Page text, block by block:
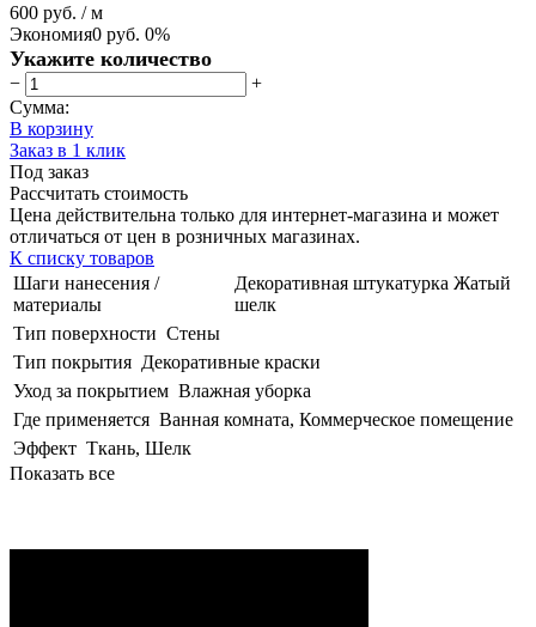
600 руб. / м
Экономия0 руб. 0%
Укажите количество
−
+
Сумма:
В корзину
Заказ в 1 клик
Под заказ
Рассчитать стоимость
Цена действительна только для интернет-магазина и может
отличаться от цен в розничных магазинах.
К списку товаров
Шаги нанесения /
материалы
Декоративная штукатурка Жатый
шелк
Тип поверхности Стены
Тип покрытия Декоративные краски
Уход за покрытием Влажная уборка
Где применяется Ванная комната, Коммерческое помещение
Эффект Ткань, Шелк
Показать все